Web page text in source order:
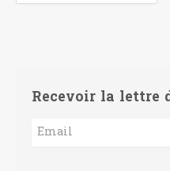
Recevoir la lettre